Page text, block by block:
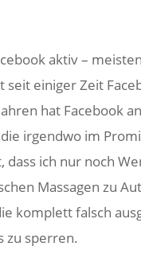
aktiv –
einiger Zeit
hat Facebook
irgendwo im
ich nur noch
Massagen zu
komplett falsch
zu sperren.